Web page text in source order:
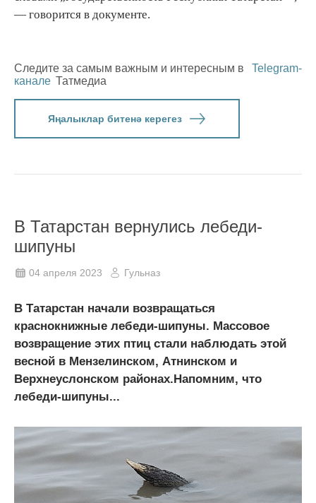
— говорится в документе.
Следите за самым важным и интересным в
Telegram-
канале Татмедиа
Яңалыклар битенә керегез
В Татарстан вернулись лебеди-
шипуны
04 апреля 2023 Гульназ
В Татарстан начали возвращаться
краснокнижные лебеди-шипуны. Массовое
возвращение этих птиц стали наблюдать этой
весной в Мензелинском, Атнинском и
Верхнеуслонском районах.Напомним, что
лебеди-шипуны...